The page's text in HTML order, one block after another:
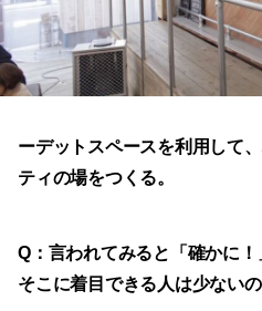
ーデットスペースを利用して
ティの場をつくる。
Q：言われてみると「確かに
そこに着目できる人は少ない